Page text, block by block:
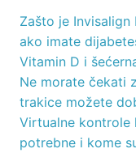
Zašto je
ako imate
Vitamin D i
Ne morate čekati
trakice možete
Virtualne kontrole
potrebne i kome